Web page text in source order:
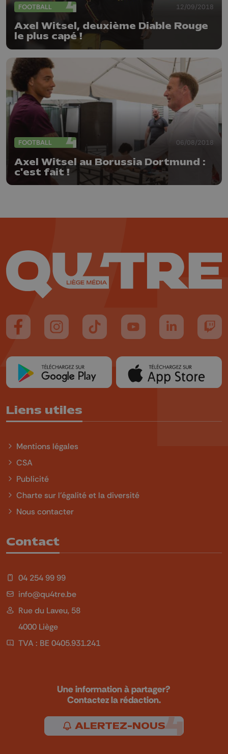
FOOTBALL 12/09/2018
Axel Witsel, deuxième Diable Rouge
le plus capé !
FOOTBALL 06/08/2018
Axel Witsel au Borussia Dortmund :
c'est fait !
Suivez-nous sur FaceBook
Suivez-nous sur Instagram
Suivez-nous sur TikTok
Suivez-nous sur YouTube
Suivez-nous
Liens utiles
Mentions légales
CSA
Publicité
Charte sur l'égalité et la diversité
Nous contacter
Contact
04 254 99 99
info@qu4tre.be
Rue du Laveu, 58
4000 Liège
TVA : BE 0405.931.241
Une information à partager?
Contactez la rédaction.
ALERTEZ-NOUS